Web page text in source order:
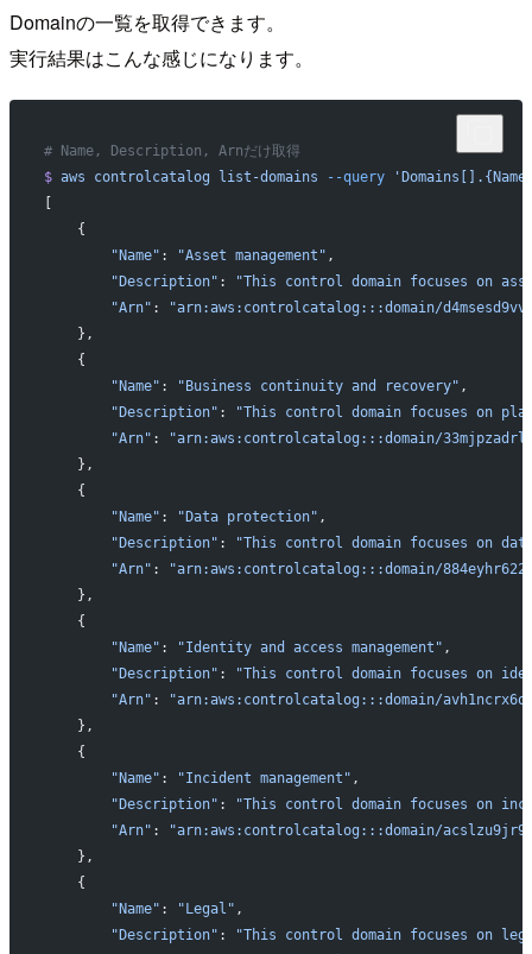
Domainの一覧を取得できます。
実行結果はこんな感じになります。
# Name, Description, Arnだけ取得
$ aws controlcatalog list-domains --query
    {
        "Name"
: "Asset management" ,
        "Description"
:
"This control domain focuses on
        "Arn"
:
"arn:aws:controlcatalog:::domain/
    },
    {
        "Name"
: "Business continuity and recovery" ,
        "Description"
:
"This control domain focuses on
        "Arn"
:
"arn:aws:controlcatalog:::domain/
    },
    {
        "Name"
: "Data protection" ,
        "Description"
:
"This control domain focuses on
        "Arn"
:
"arn:aws:controlcatalog:::domain/
    },
    {
        "Name"
: "Identity and access management" ,
        "Description"
:
"This control domain focuses on
        "Arn"
:
"arn:aws:controlcatalog:::domain/
    },
    {
        "Name"
: "Incident management" ,
        "Description"
:
"This control domain focuses on
        "Arn"
:
"arn:aws:controlcatalog:::domain/
    },
    {
        "Name"
: "Legal" ,
        "Description"
:
"This control domain focuses on